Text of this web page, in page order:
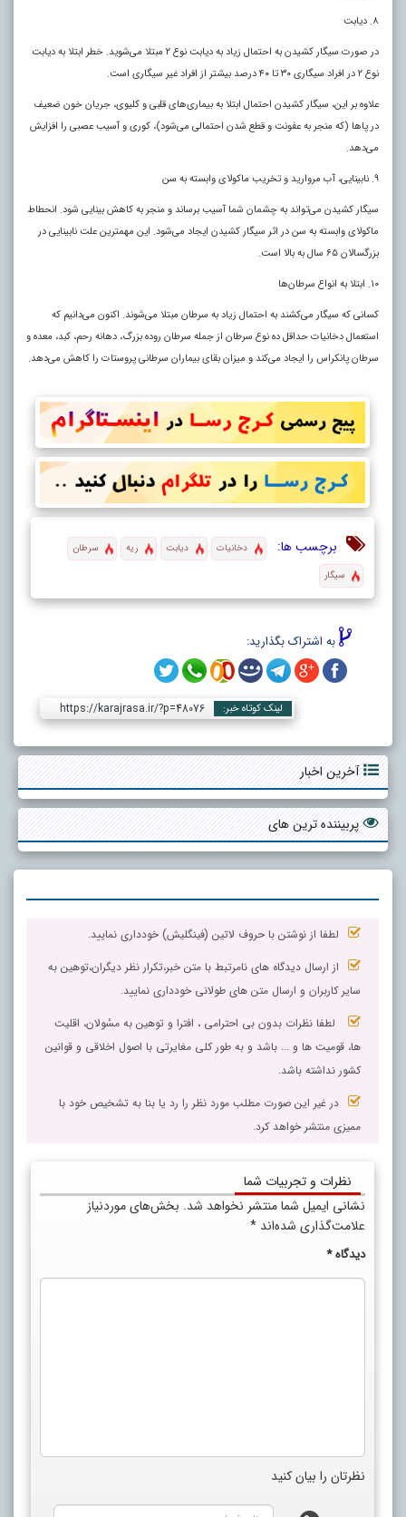
۸. دیابت
در صورت سیگار کشیدن به احتمال زیاد به دیابت نوع ۲ مبتلا می‌شوید. خطر ابتلا به دیابت
نوع ۲ در افراد سیگاری ۳۰ تا ۴۰ درصد بیشتر از افراد غیر سیگاری است.
علاوه بر این، سیگار کشیدن احتمال ابتلا به بیماری‌های قلبی و کلیوی، جریان خون ضعیف
در پا‌ها (که منجر به عفونت و قطع شدن احتمالی می‌شود)، کوری و آسیب عصبی را افزایش
می‌دهد.
۹. نابینایی، آب مروارید و تخریب ماکولای وابسته به سن
سیگار کشیدن می‌تواند به چشمان شما آسیب برساند و منجر به کاهش بینایی شود. انحطاط
ماکولای وابسته به سن در اثر سیگار کشیدن ایجاد می‌شود. این مهمترین علت نابینایی در
بزرگسالان ۶۵ سال به بالا است.
۱۰. ابتلا به انواع سرطان‌ها
کسانی که سیگار می‌کشند به احتمال زیاد به سرطان مبتلا می‌شوند. اکنون می‌دانیم که
استعمال دخانیات حداقل ده نوع سرطان از جمله سرطان روده بزرگ، دهانه رحم، کبد، معده و
سرطان پانکراس را ایجاد می‌کند و میزان بقای بیماران سرطانی پروستات را کاهش می‌دهد.
برچسب ها: دخانیات دیابت ریه
سرطان
سیگار
به اشتراک بگذارید:
لینک کوتاه خبر: https://karajrasa.ir/?p=48076
آخرین اخبار
پربیننده ترین های
لطفا از نوشتن با حروف لاتین (فینگلیش) خودداری نمایید.
از ارسال دیدگاه های نامرتبط با متن خبر،تکرار نظر دیگران،توهین به
سایر کاربران و ارسال متن های طولانی خودداری نمایید.
لطفا نظرات بدون بی احترامی ، افترا و توهین به مسٔولان، اقلیت
ها، قومیت ها و ... باشد و به طور کلی مغایرتی با اصول اخلاقی و قوانین
کشور نداشته باشد.
در غیر این صورت مطلب مورد نظر را رد یا بنا به تشخیص خود با
ممیزی منتشر خواهد کرد.
نظرات و تجربیات شما
نشانی ایمیل شما منتشر نخواهد شد. بخش‌های موردنیاز
علامت‌گذاری شده‌اند *
دیدگاه*
نظرتان را بیان کنید